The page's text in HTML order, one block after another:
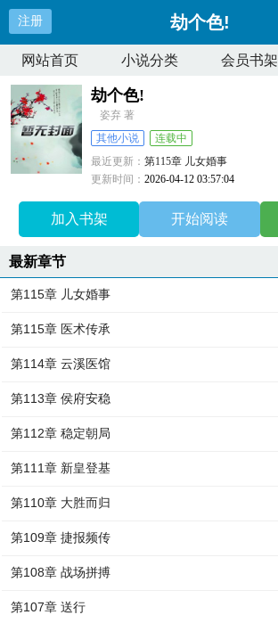
注册 劫个色!
网站首页 小说分类 会员书架
劫个色!
姿弃 著
其他小说
连载中
最近更新：第115章 儿女婚事
更新时间：2026-04-12 03:57:04
加入书架 开始阅读
最新章节
第115章 儿女婚事
第115章 医术传承
第114章 云溪医馆
第113章 侯府安稳
第112章 稳定朝局
第111章 新皇登基
第110章 大胜而归
第109章 捷报频传
第108章 战场拼搏
第107章 送行